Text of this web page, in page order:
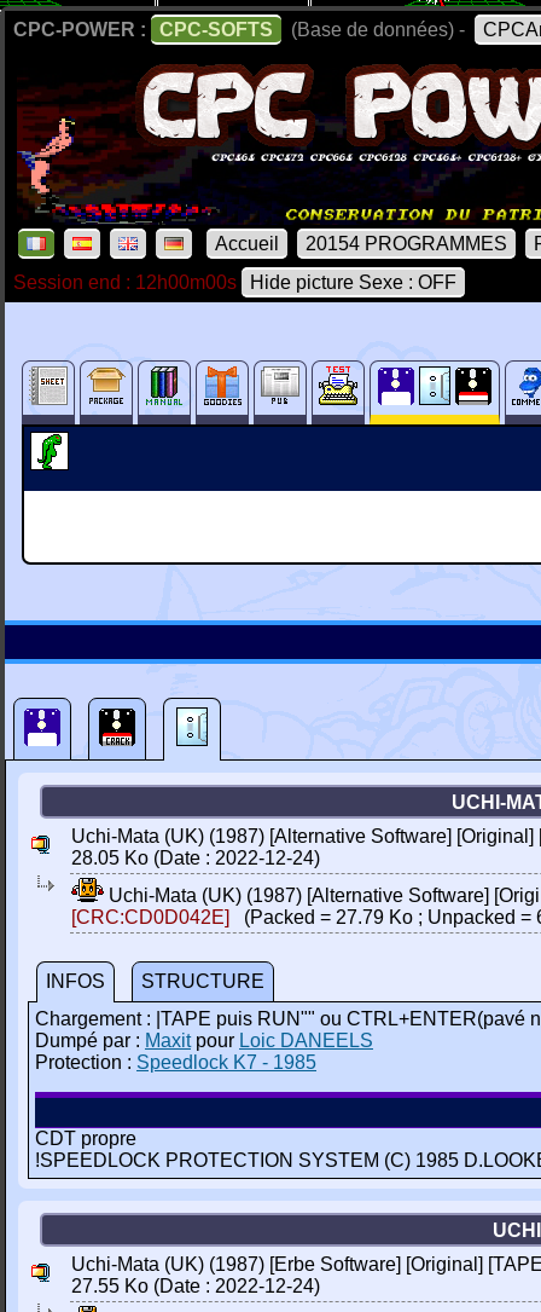
CPC-POWER : CPC-SOFTS (Base de données) -
Accueil 20154 PROGRAMMES
Session end : 12h00m00s
Hide picture Sexe : OFF
UCHI-
Uchi-Mata (UK) (1987) [Alternative Software] [Original]
28.05 Ko (Date : 2022-12-24)
Uchi-Mata (UK) (1987) [Alternative Software]
[CRC:CD0D042E]
(Packed = 27.79 Ko ; Unpacked =
INFOS
STRUCTURE
Chargement : |TAPE puis RUN"" ou CTRL+ENTER(pavé
Dumpé par : Maxitpour Loic DANEELS
Protection : Speedlock K7 - 1985
CDT propre
!SPEEDLOCK PROTECTION SYSTEM (C) 1985
Uchi-Mata (UK) (1987) [Erbe Software] [Original]
27.55 Ko (Date : 2022-12-24)